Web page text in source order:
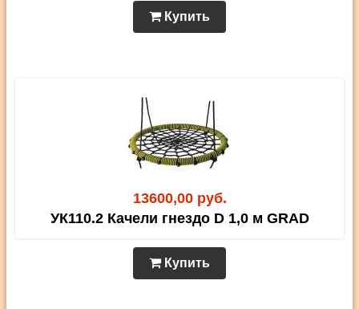
Купить
13600,00 руб.
УК110.2 Качели гнездо D 1,0 м GRAD
Купить